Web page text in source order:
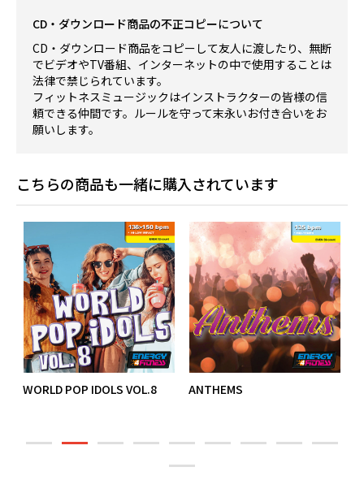
CD・ダウンロード商品の不正コピーについて
CD・ダウンロード商品をコピーして友人に渡したり、無断
でビデオやTV番組、インターネットの中で使用することは
法律で禁じられています。
フィットネスミュージックはインストラクターの皆様の信
頼できる仲間です。ルールを守って末永いお付き合いをお
願いします。
こちらの商品も一緒に購入されています
WORLD POP IDOLS VOL.8 ANTHEMS